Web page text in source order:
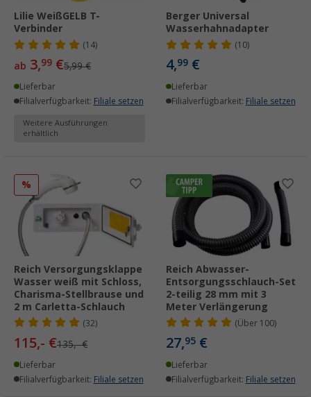
Lilie WeißGELB T-
Verbinder
(14)
ab 3,99 €5,99 €
Lieferbar
Filialverfügbarkeit: Filiale setzen
Weitere Ausführungen
erhältlich
Berger Universal
Wasserhahnadapter
(10)
4,99 €
Lieferbar
Filialverfügbarkeit: Filiale setzen
%
Reich Versorgungsklappe
Wasser weiß mit Schloss,
Charisma-Stellbrause und
2 m Carletta-Schlauch
(32)
115,- €135,- €
Lieferbar
Filialverfügbarkeit: Filiale setzen
Reich Abwasser-
Entsorgungsschlauch-Set
2-teilig 28 mm mit 3
Meter Verlängerung
(Über100)
27,95 €
Lieferbar
Filialverfügbarkeit: Filiale setzen